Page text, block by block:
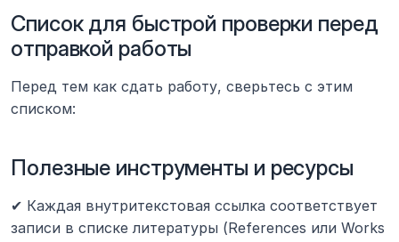
Список для быстрой проверки перед
отправкой работы
Перед тем как сдать работу, сверьтесь с этим
списком:
Полезные инструменты и ресурсы
✔ Каждая внутритекстовая ссылка соответствует
записи в списке литературы (References или Works